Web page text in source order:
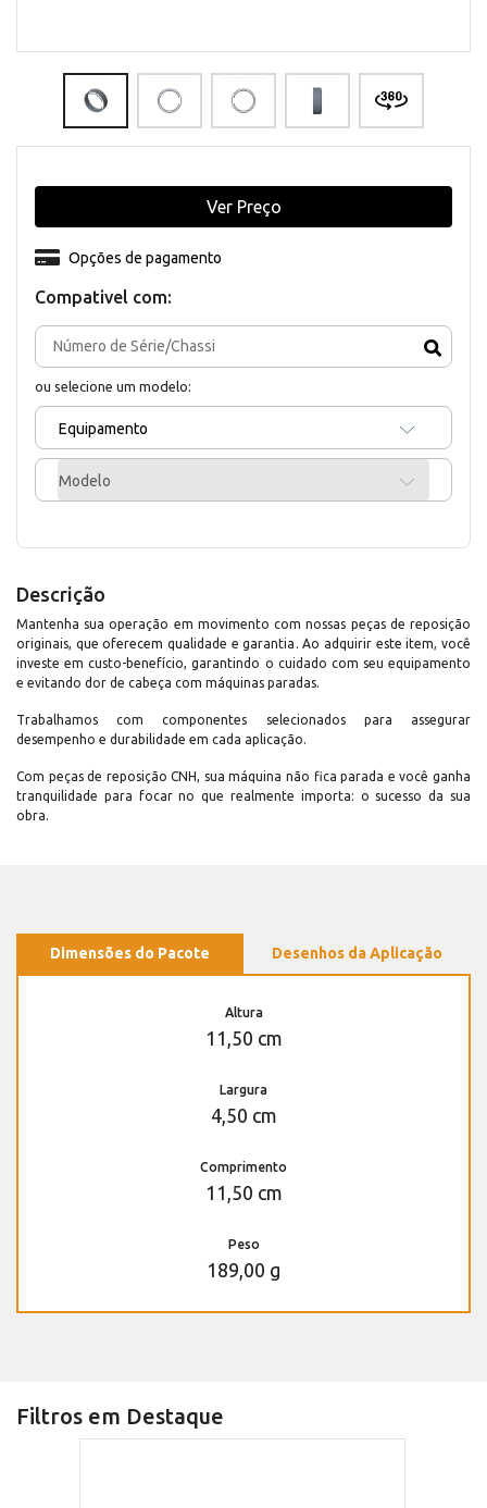
Compativel com:
ou selecione um modelo:
Equipamento
Modelo
Opções de pagamento
Ver Preço
Descrição
Mantenha sua operação em movimento com nossas peças de reposição
originais, que oferecem qualidade e garantia. Ao adquirir este item, você
investe em custo-benefício, garantindo o cuidado com seu equipamento
e evitando dor de cabeça com máquinas paradas.
Trabalhamos com componentes selecionados para assegurar
desempenho e durabilidade em cada aplicação.
Com peças de reposição CNH, sua máquina não fica parada e você ganha
tranquilidade para focar no que realmente importa: o sucesso da sua
obra.
Dimensões do Pacote Desenhos da Aplicação
Altura
11,50 cm
Largura
4,50 cm
Comprimento
11,50 cm
Peso
189,00 g
Filtros em Destaque